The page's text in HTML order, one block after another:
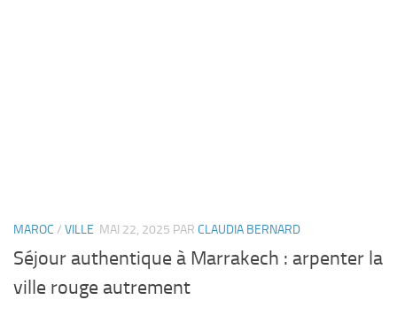
MAROC / VILLE MAI 22, 2025 PAR CLAUDIA BERNARD
Séjour authentique à Marrakech : arpenter la
ville rouge autrement